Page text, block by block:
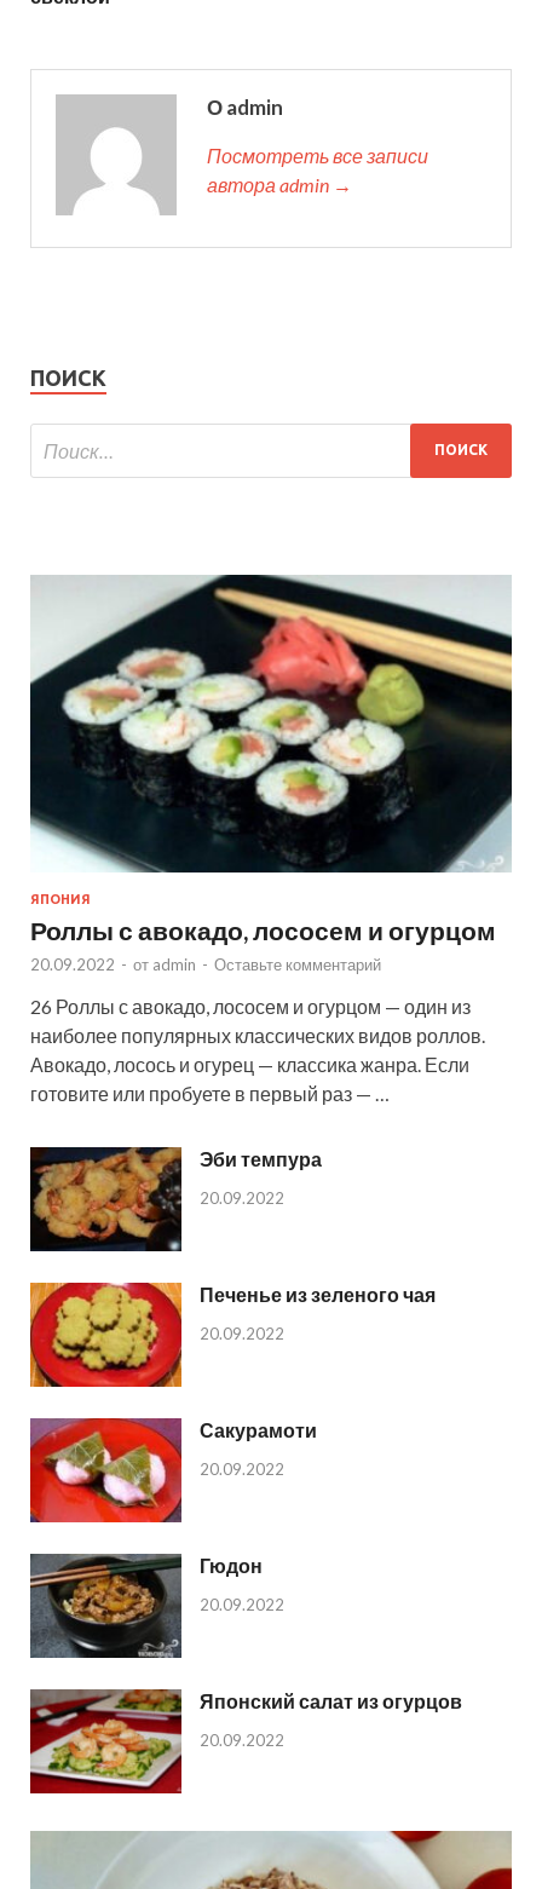
О admin
Посмотреть все записи
автора admin →
ПОИСК
ЯПОНИЯ
Роллы с авокадо, лососем и огурцом
20.09.2022 - от admin - Оставьте комментарий
26 Роллы с авокадо, лососем и огурцом — один из
наиболее популярных классических видов роллов.
Авокадо, лосось и огурец — классика жанра. Если
готовите или пробуете в первый раз — …
Эби темпура
20.09.2022
Печенье из зеленого чая
20.09.2022
Сакурамоти
20.09.2022
Гюдон
20.09.2022
Японский салат из огурцов
20.09.2022